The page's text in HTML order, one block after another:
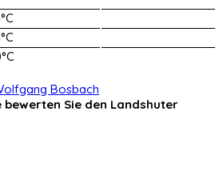
Sie den Landshuter